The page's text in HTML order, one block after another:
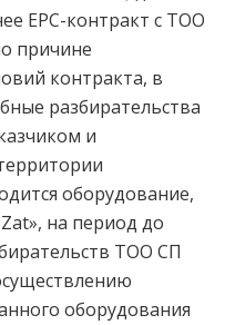
EPC-контракт с ТОО
причине
контракта, в
разбирательства
и
оборудование,
на период до
ТОО СП
оборудования